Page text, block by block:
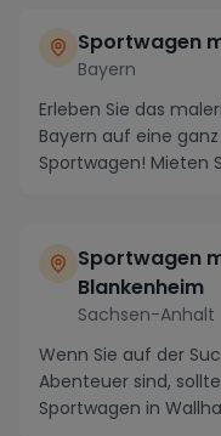
Sportwagen
Bayern
Erleben Sie das
Bayern auf eine
Sportwagen! Mieten
Sportwagen
Blankenheim
Sachsen-Anhalt
Wenn Sie auf der
Abenteuer sind,
Sportwagen in